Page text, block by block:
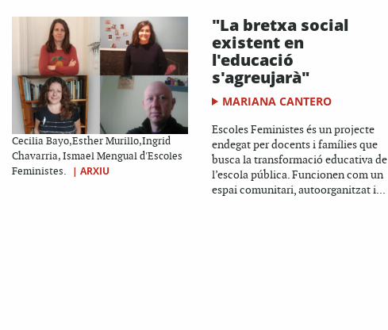
Cecilia Bayo,Esther Murillo,Ingrid
Chavarria, Ismael Mengual d'Escoles
Feministes.
| ARXIU
"La bretxa social
existent en
l'educació
s'agreujarà"
MARIANA CANTERO
Escoles Feministes és un projecte
endegat per docents i famílies que
busca la transformació educativa de
l’escola pública. Funcionen com un
espai comunitari, autoorganitzat i...